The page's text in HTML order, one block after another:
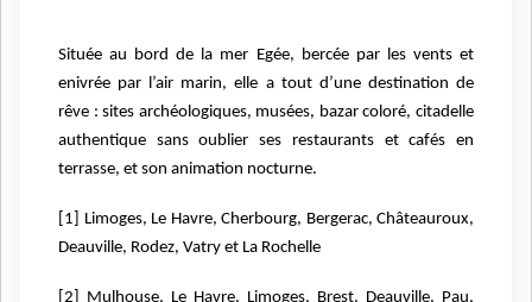
Située au bord de la mer Egée, bercée par les vents et
enivrée par l’air marin, elle a tout d’une destination de
rêve : sites archéologiques, musées, bazar coloré, citadelle
authentique sans oublier ses restaurants et cafés en
terrasse, et son animation nocturne.
[1] Limoges, Le Havre, Cherbourg, Bergerac, Châteauroux,
Deauville, Rodez, Vatry et La Rochelle
[2] Mulhouse, Le Havre, Limoges, Brest, Deauville, Pau,